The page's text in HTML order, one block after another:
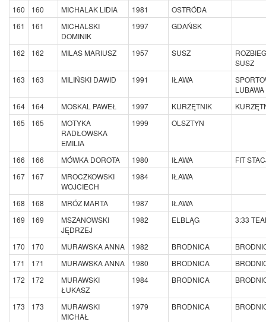
160
160 MICHALAK LIDIA 1981
OSTRÓDA
161
161
MICHALSKI
DOMINIK
1997 GDAŃSK
162 162 MILAS MARIUSZ 1957 SUSZ
SUSZ
163
163 MILIŃSKI DAWID 1991 IŁAWA
LUBAWA
164
164 MOSKAL PAWEŁ 1997 KURZĘTNIK
165
165
MOTYKA
RADŁOWSKA
EMILIA
1999 OLSZTYN
166 166 MÓWKA DOROTA 1980 IŁAWA
FIT
167
167
MROCZKOWSKI
WOJCIECH
1984 IŁAWA
168 168 MRÓZ MARTA 1987
IŁAWA
169
169
MSZANOWSKI
JĘDRZEJ
1982 ELBLĄG 3:33
170 170 MURAWSKA ANNA 1982 BRODNICA
171
171 MURAWSKA ANNA 1980 BRODNICA
172
172
MURAWSKI
ŁUKASZ
1984 BRODNICA
173 173
MURAWSKI
MICHAŁ
1979 BRODNICA